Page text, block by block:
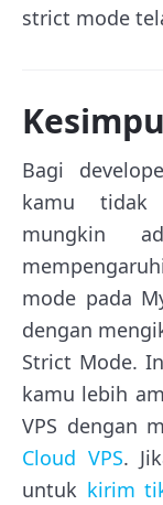
strict mode
Bagi
kamu tidak
mungkin
mode pada
dengan
Strict Mode.
kamu lebih
VPS dengan
Cloud VPS.
untuk kirim